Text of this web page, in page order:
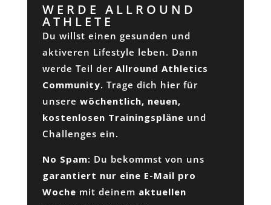
WERDE ALLROUND
ATHLETE
Du willst einen gesunden und
aktiveren Lifestyle leben. Dann
werde Teil der Allround Athletics
Community. Trage dich hier für
unsere wöchentlich, neuen,
kostenlosen Trainingspläne und
Challenges ein.
No Spam: Du bekommst von uns
garantiert nur eine E-Mail pro
Woche mit deinem aktuellen